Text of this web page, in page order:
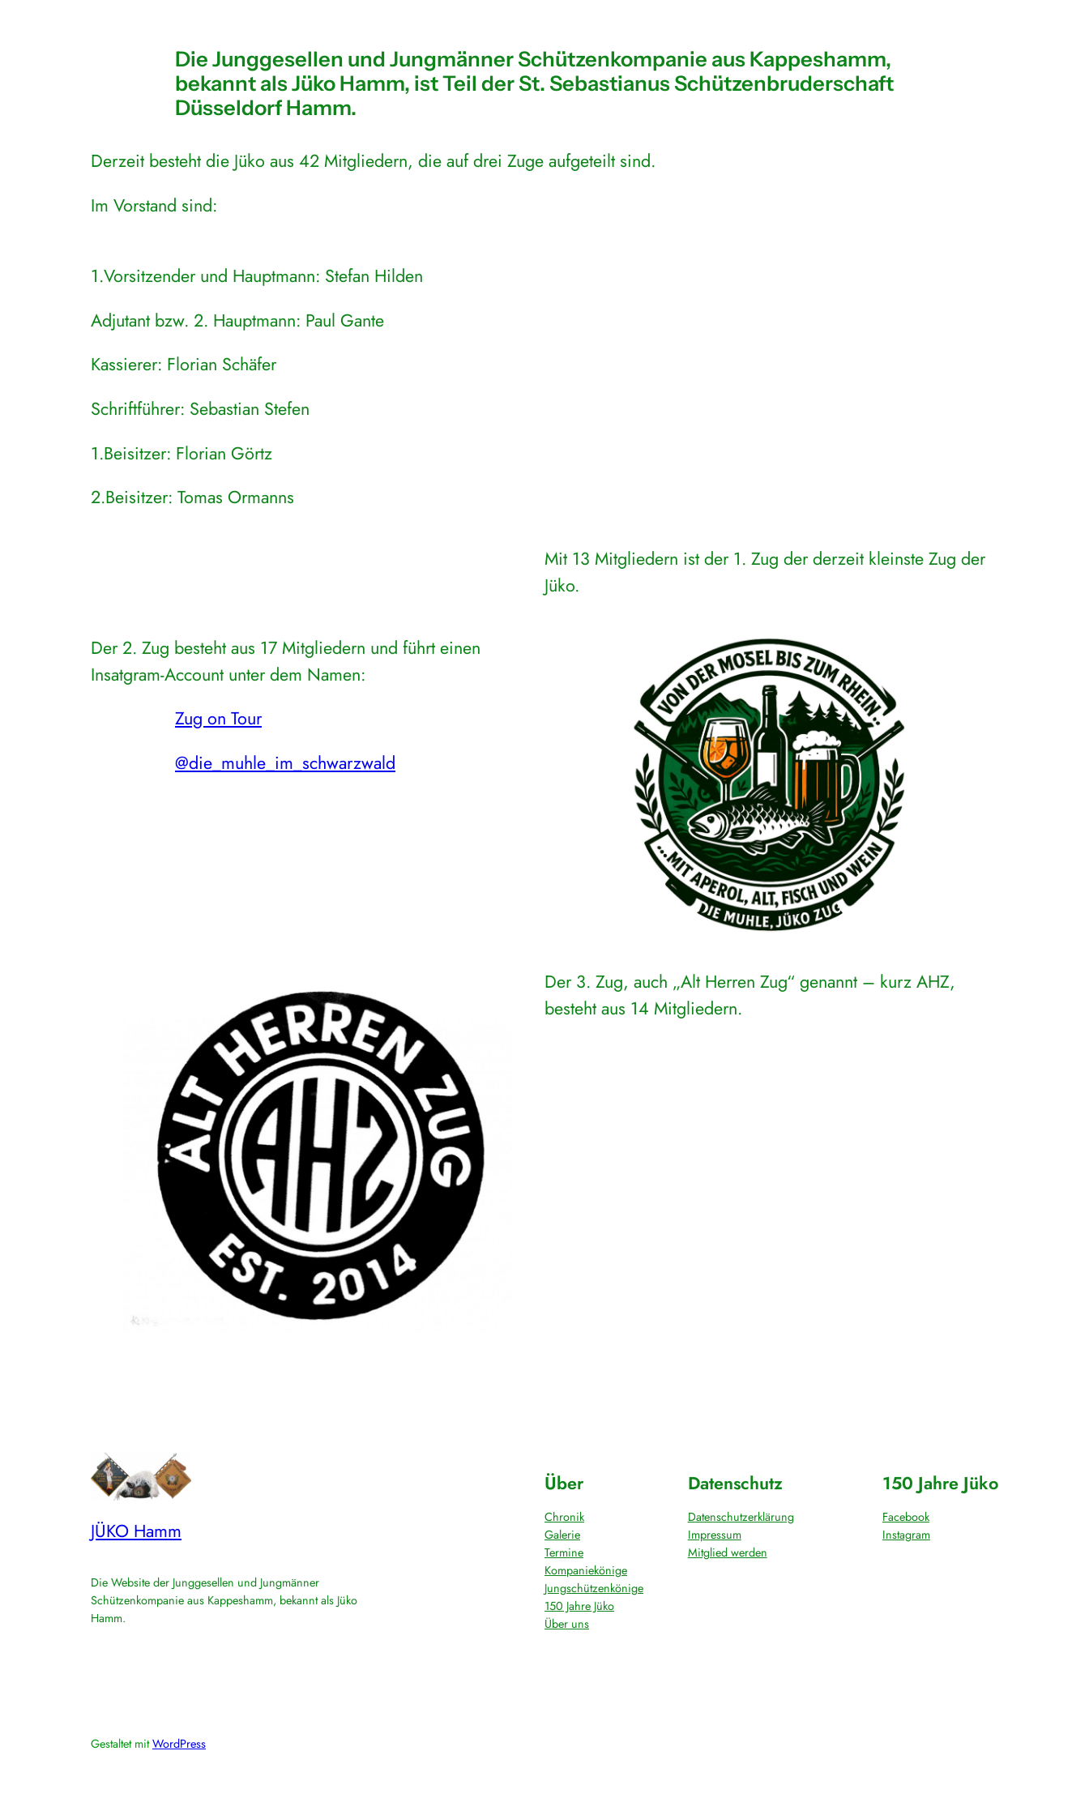
Die Junggesellen und Jungmänner Schützenkompanie aus Kappeshamm,
bekannt als Jüko Hamm, ist Teil der St. Sebastianus Schützenbruderschaft
Düsseldorf Hamm.
Derzeit besteht die Jüko aus 42 Mitgliedern, die auf drei Zuge aufgeteilt sind.
Im Vorstand sind:
1.Vorsitzender und Hauptmann: Stefan Hilden
Adjutant bzw. 2. Hauptmann: Paul Gante
Kassierer: Florian Schäfer
Schriftführer: Sebastian Stefen
1.Beisitzer: Florian Görtz
2.Beisitzer: Tomas Ormanns
Mit 13 Mitgliedern ist der 1. Zug der derzeit kleinste Zug der
Jüko.
Der 2. Zug besteht aus 17 Mitgliedern und führt einen
Insatgram-Account unter dem Namen:
Zug on Tour
@die_muhle_im_schwarzwald
Der 3. Zug, auch „Alt Herren Zug“ genannt – kurz AHZ,
besteht aus 14 Mitgliedern.
JÜKO Hamm
Die Website der Junggesellen und Jungmänner
Schützenkompanie aus Kappeshamm, bekannt als Jüko
Hamm.
Über
Chronik
Galerie
Termine
Kompaniekönige
Jungschützenkönige
150 Jahre Jüko
Über uns
Datenschutz
Datenschutzerklärung
Impressum
Mitglied werden
150 Jahre Jüko
Facebook
Instagram
Gestaltet mitWordPress